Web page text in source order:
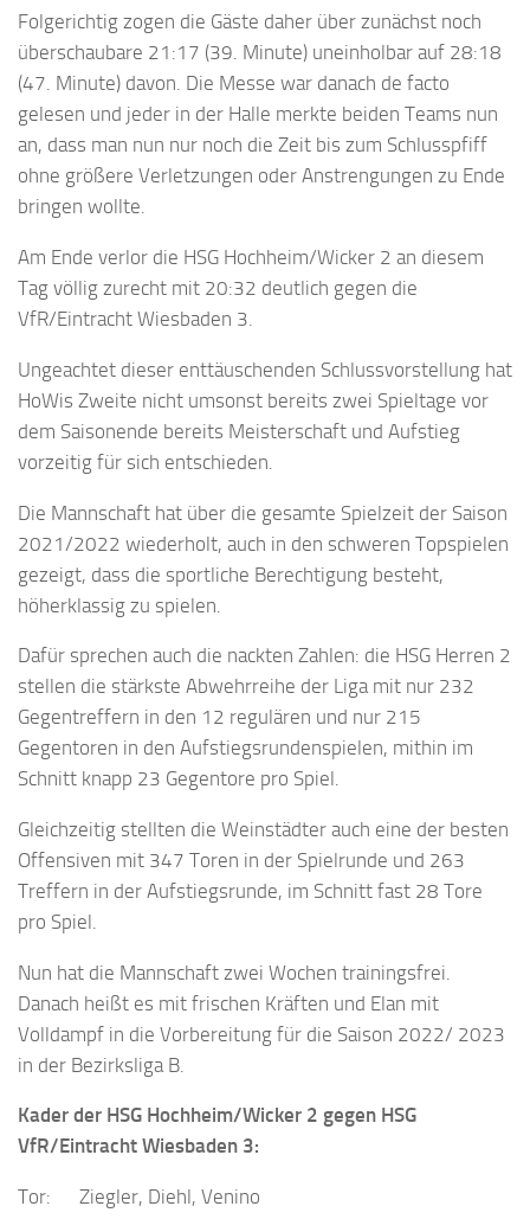
Folgerichtig zogen die Gäste daher über zunächst noch
überschaubare 21:17 (39. Minute) uneinholbar auf 28:18
(47. Minute) davon. Die Messe war danach de facto
gelesen und jeder in der Halle merkte beiden Teams nun
an, dass man nun nur noch die Zeit bis zum Schlusspfiff
ohne größere Verletzungen oder Anstrengungen zu Ende
bringen wollte.
Am Ende verlor die HSG Hochheim/Wicker 2 an diesem
Tag völlig zurecht mit 20:32 deutlich gegen die
VfR/Eintracht Wiesbaden 3.
Ungeachtet dieser enttäuschenden Schlussvorstellung hat
HoWis Zweite nicht umsonst bereits zwei Spieltage vor
dem Saisonende bereits Meisterschaft und Aufstieg
vorzeitig für sich entschieden.
Die Mannschaft hat über die gesamte Spielzeit der Saison
2021/2022 wiederholt, auch in den schweren Topspielen
gezeigt, dass die sportliche Berechtigung besteht,
höherklassig zu spielen.
Dafür sprechen auch die nackten Zahlen: die HSG Herren 2
stellen die stärkste Abwehrreihe der Liga mit nur 232
Gegentreffern in den 12 regulären und nur 215
Gegentoren in den Aufstiegsrundenspielen, mithin im
Schnitt knapp 23 Gegentore pro Spiel.
Gleichzeitig stellten die Weinstädter auch eine der besten
Offensiven mit 347 Toren in der Spielrunde und 263
Treffern in der Aufstiegsrunde, im Schnitt fast 28 Tore
pro Spiel.
Nun hat die Mannschaft zwei Wochen trainingsfrei.
Danach heißt es mit frischen Kräften und Elan mit
Volldampf in die Vorbereitung für die Saison 2022/ 2023
in der Bezirksliga B.
Kader der HSG Hochheim/Wicker 2 gegen HSG
VfR/Eintracht Wiesbaden 3:
Tor: Ziegler, Diehl, Venino